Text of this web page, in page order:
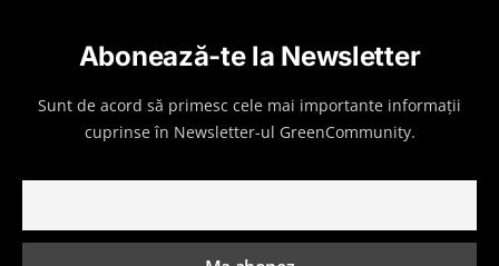
Abonează-te la Newsletter
Sunt de acord să primesc cele mai importante informații
cuprinse în Newsletter-ul GreenCommunity.